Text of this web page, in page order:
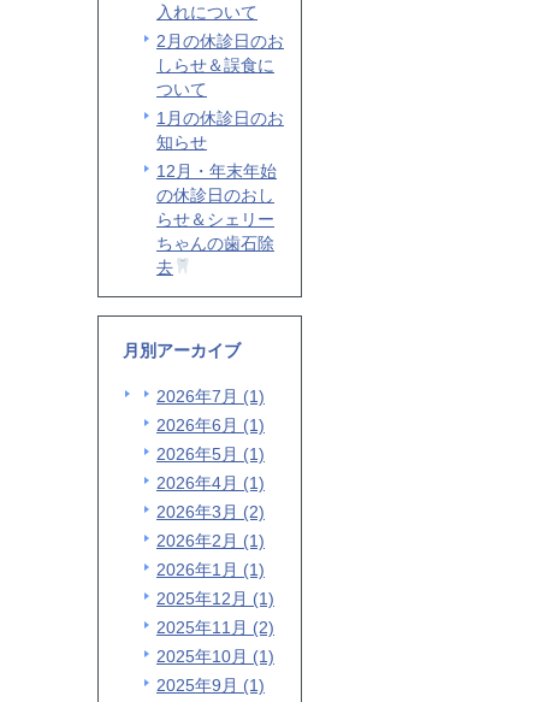
入れについて
2月の休診日のお
しらせ＆誤食に
ついて
1月の休診日のお
知らせ
12月・年末年始
の休診日のおし
らせ＆シェリー
ちゃんの歯石除
去
月別アーカイブ
2026年7月 (1)
2026年6月 (1)
2026年5月 (1)
2026年4月 (1)
2026年3月 (2)
2026年2月 (1)
2026年1月 (1)
2025年12月 (1)
2025年11月 (2)
2025年10月 (1)
2025年9月 (1)